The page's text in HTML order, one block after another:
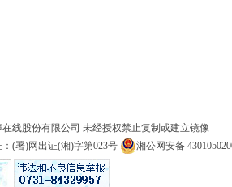
线股份有限公司 未经授权禁止复制或建立镜像
(署)网出证(湘)字第023号
湘公网安备